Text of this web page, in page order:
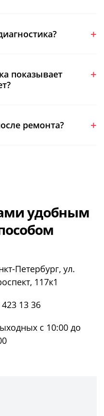
показывает
ремонта?
удобным
Петербург, ул.
117к1
13 36
с 10:00 до